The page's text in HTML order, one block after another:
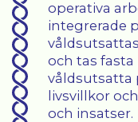
operativa
integrerade
och tas fasta
våldsutsatta
livsvillkor
och insatser.